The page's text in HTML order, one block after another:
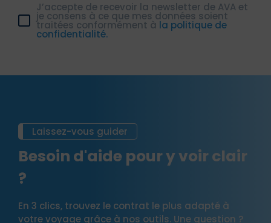
J’accepte de recevoir la newsletter de AVA et
je consens à ce que mes données soient
traitées conformément à la politique de
confidentialité.
Laissez-vous guider
Besoin d'aide pour y voir clair
?
En 3 clics, trouvez le contrat le plus adapté à
votre voyage grâce à nos outils. Une question ?